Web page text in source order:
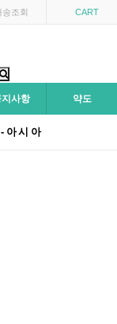
송조회 CART
지사항 약도
시아